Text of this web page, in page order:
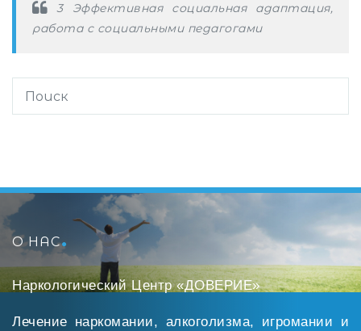
3 Эффективная социальная адаптация,
работа с социальными педагогами
О НАС
Наркологический Центр «ДОВЕРИЕ»
Лечение наркомании, алкоголизма, игромании и